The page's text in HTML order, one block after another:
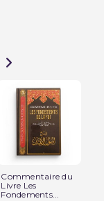
Commentaire du
Livre Les
Fondements...